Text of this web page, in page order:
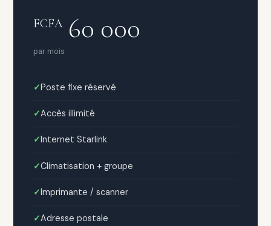
FCFA60 000
par mois
Poste fixe réservé
Accès illimité
Internet Starlink
Climatisation + groupe
Imprimante / scanner
Adresse postale